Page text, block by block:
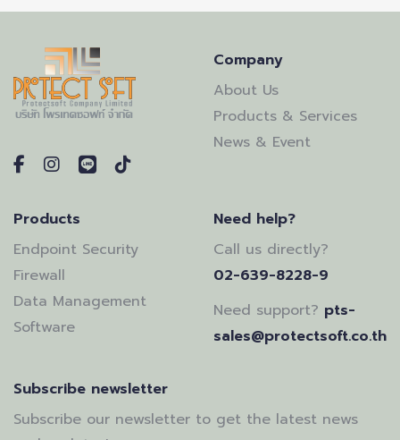
Company
About Us
Products & Services
News & Event
Products
Endpoint Security
Firewall
Data Management
Software
Need help?
Call us directly?
02-639-8228-9
Need support? pts-
sales@protectsoft.co.th
Subscribe newsletter
Subscribe our newsletter to get the latest news